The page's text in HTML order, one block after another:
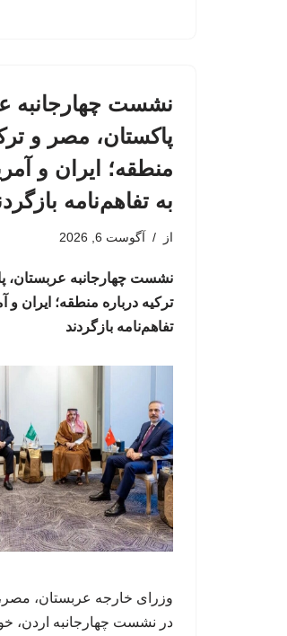
نشست چهارجانبه
پاکستان، مصر و
منطقه؛ ایران و
به تفاهم‌نامه
از آگوست 6, 2026
نشست چهارجانبه عربستان،
ترکیه درباره منطقه؛ ایران و
تفاهم‌نامه بازگردند
وزرای خارجه عربستان،
در نشست چهارجانبه اردن،